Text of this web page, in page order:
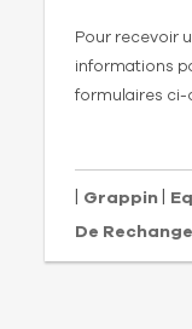
Pour recevoir
informations
formulaires ci-
Grappin
De Rechange